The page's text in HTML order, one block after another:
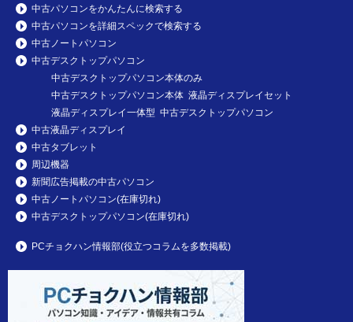
中古パソコンをかんたんに検索する
中古パソコンを詳細スペックで検索する
中古ノートパソコン
中古デスクトップパソコン
中古デスクトップパソコン本体のみ
中古デスクトップパソコン本体 液晶ディスプレイセット
液晶ディスプレイ一体型 中古デスクトップパソコン
中古液晶ディスプレイ
中古タブレット
周辺機器
新聞広告掲載の中古パソコン
中古ノートパソコン(在庫切れ)
中古デスクトップパソコン(在庫切れ)
PCチョクハン情報部(役立つコラムを多数掲載)